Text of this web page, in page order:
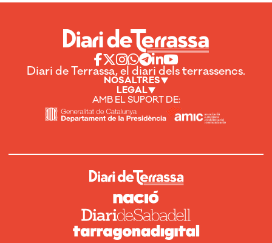
Diari de Terrassa, el diari dels terrassencs.
NOSALTRES
LEGAL
AMB EL SUPORT DE: